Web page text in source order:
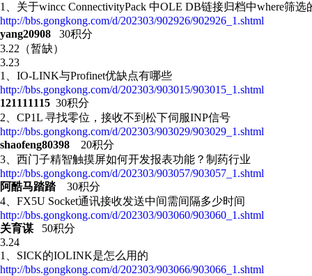
1、关于wincc ConnectivityPack 中OLE DB链接归档中where筛选
http://bbs.gongkong.com/d/202303/902926/902926_1.shtml
yang20908 30积分
3.22（暂缺）
3.23
1、 IO-LINK与Profinet优缺点有哪些
http://bbs.gongkong.com/d/202303/903015/903015_1.shtml
121111115 30积分
2、 CP1L 寻找零位，接收不到松下伺服INP信号
http://bbs.gongkong.com/d/202303/903029/903029_1.shtml
shaofeng80398
20积分
3、西门子精智触摸屏如何开发报表功能？制药行业
http://bbs.gongkong.com/d/202303/903057/903057_1.shtml
阿酷马踏踏30积分
4、 FX5U Socket通讯接收发送中间需间隔多少时间
http://bbs.gongkong.com/d/202303/903060/903060_1.shtml
关育谋50积分
3.24
1、SICK的IOLINK是怎么用的
http://bbs.gongkong.com/d/202303/903066/903066_1.shtml